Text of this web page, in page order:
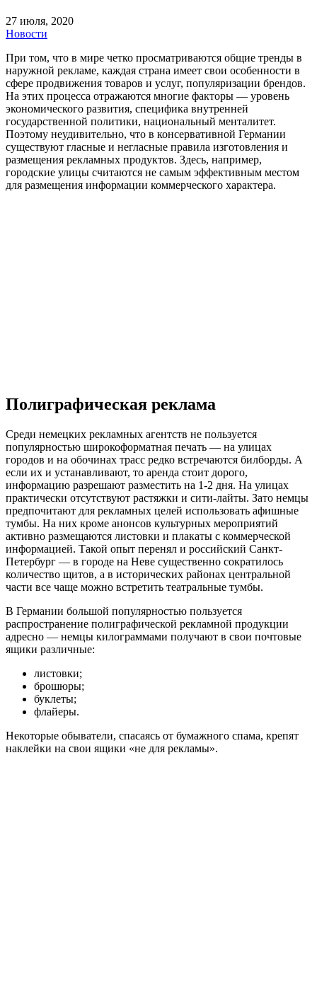
27 июля, 2020
Новости
При том, что в мире четко просматриваются общие тренды в
наружной рекламе, каждая страна имеет свои особенности в
сфере продвижения товаров и услуг, популяризации брендов.
На этих процесса отражаются многие факторы — уровень
экономического развития, специфика внутренней
государственной политики, национальный менталитет.
Поэтому неудивительно, что в консервативной Германии
существуют гласные и негласные правила изготовления и
размещения рекламных продуктов. Здесь, например,
городские улицы считаются не самым эффективным местом
для размещения информации коммерческого характера.
Полиграфическая реклама
Среди немецких рекламных агентств не пользуется
популярностью широкоформатная печать — на улицах
городов и на обочинах трасс редко встречаются билборды. А
если их и устанавливают, то аренда стоит дорого,
информацию разрешают разместить на 1-2 дня. На улицах
практически отсутствуют растяжки и сити-лайты. Зато немцы
предпочитают для рекламных целей использовать афишные
тумбы. На них кроме анонсов культурных мероприятий
активно размещаются листовки и плакаты с коммерческой
информацией. Такой опыт перенял и российский Санкт-
Петербург — в городе на Неве существенно сократилось
количество щитов, а в исторических районах центральной
части все чаще можно встретить театральные тумбы.
В Германии большой популярностью пользуется
распространение полиграфической рекламной продукции
адресно — немцы килограммами получают в свои почтовые
ящики различные:
листовки;
брошюры;
буклеты;
флайеры.
Некоторые обыватели, спасаясь от бумажного спама, крепят
наклейки на свои ящики «не для рекламы».